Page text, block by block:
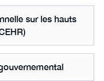
sur les hauts